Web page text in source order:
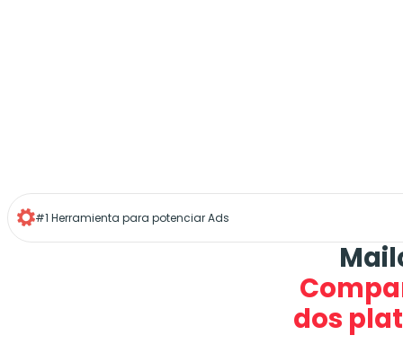
#1 Herramienta para potenciar Ads
dos